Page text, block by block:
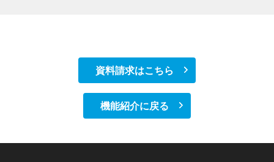
資料請求はこちら
機能紹介に戻る